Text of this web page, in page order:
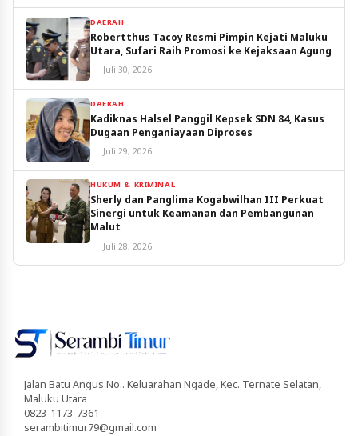
DAERAH
Robertthus Tacoy Resmi Pimpin Kejati Maluku
Utara, Sufari Raih Promosi ke Kejaksaan Agung
Juli 30, 2026
DAERAH
Kadiknas Halsel Panggil Kepsek SDN 84, Kasus
Dugaan Penganiayaan Diproses
Juli 29, 2026
HUKUM & KRIMINAL
Sherly dan Panglima Kogabwilhan III Perkuat
Sinergi untuk Keamanan dan Pembangunan
Malut
Juli 28, 2026
Jalan Batu Angus No.. Keluarahan Ngade, Kec. Ternate Selatan,
Maluku Utara
0823-1173-7361
serambitimur79@gmail.com